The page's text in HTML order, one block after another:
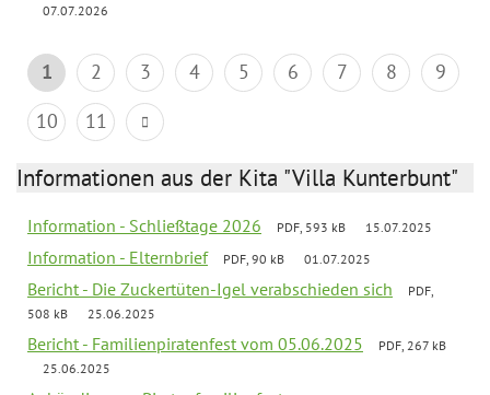
07.07.2026
1 2 3 4 5 6 7 8
9
10
11
Informationen aus der Kita "Villa Kunterbunt"
Information - Schließtage 2026 PDF, 593 kB 15.07.2025
Information - Elternbrief PDF, 90 kB 01.07.2025
Bericht - Die Zuckertüten-Igel verabschieden sich
PDF,
508 kB
25.06.2025
Bericht - Familienpiratenfest vom 05.06.2025
PDF, 267 kB
25.06.2025